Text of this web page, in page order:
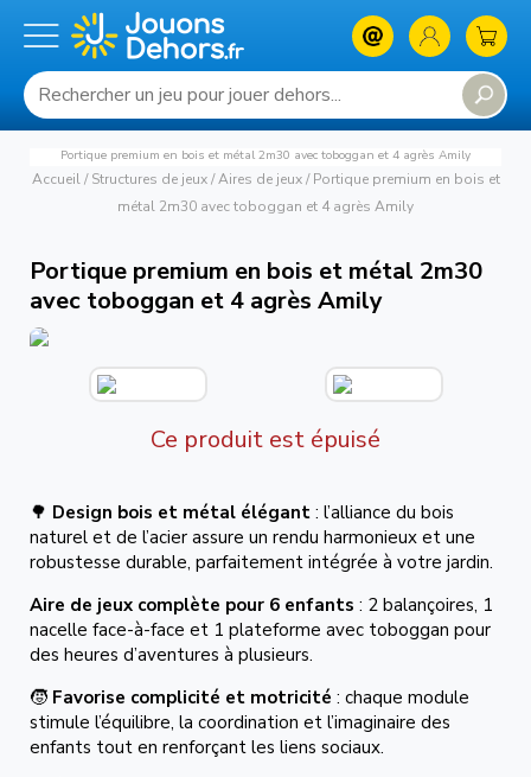
Portique premium en bois et métal 2m30 avec toboggan et 4 agrès Amily
Accueil/ Structures de jeux/ Aires de jeux/ Portique premium en bois et
métal 2m30 avec toboggan et 4 agrès Amily
Portique premium en bois et métal 2m30
avec toboggan et 4 agrès Amily
Ce produit est épuisé
🌳 Design bois et métal élégant : l’alliance du bois
naturel et de l’acier assure un rendu harmonieux et une
robustesse durable, parfaitement intégrée à votre jardin.
Aire de jeux complète pour 6 enfants : 2 balançoires, 1
nacelle face-à-face et 1 plateforme avec toboggan pour
des heures d’aventures à plusieurs.
🧒 Favorise complicité et motricité : chaque module
stimule l’équilibre, la coordination et l’imaginaire des
enfants tout en renforçant les liens sociaux.